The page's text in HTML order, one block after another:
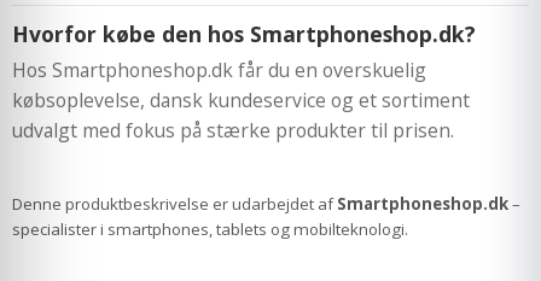
Hvorfor købe den hos Smartphoneshop.dk?
Hos Smartphoneshop.dk får du en overskuelig
købsoplevelse, dansk kundeservice og et sortiment
udvalgt med fokus på stærke produkter til prisen.
Denne produktbeskrivelse er udarbejdet afSmartphoneshop.dk–
specialister i smartphones, tablets og mobilteknologi.